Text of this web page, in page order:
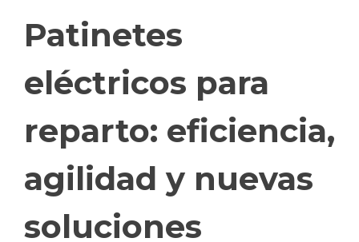
Patinetes
eléctricos para
reparto: eficiencia,
agilidad y nuevas
soluciones